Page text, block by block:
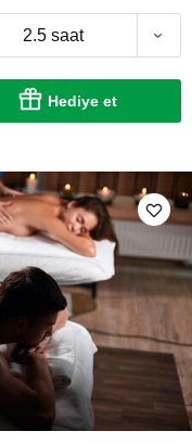
2.5 saat
Hediye et